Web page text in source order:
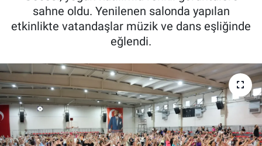
sahne oldu. Yenilenen salonda yapılan
etkinlikte vatandaşlar müzik ve dans eşliğinde
eğlendi.
Son Dakika Haberleri